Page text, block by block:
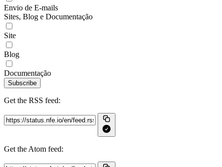
Envio de E-mails
Sites, Blog e Documentação
Site
Blog
Documentação
Subscribe
Get the RSS feed:
Get the Atom feed: